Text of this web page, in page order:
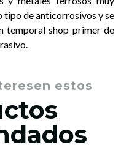
tipo de anticorrosivos y se
shop primer de
estos